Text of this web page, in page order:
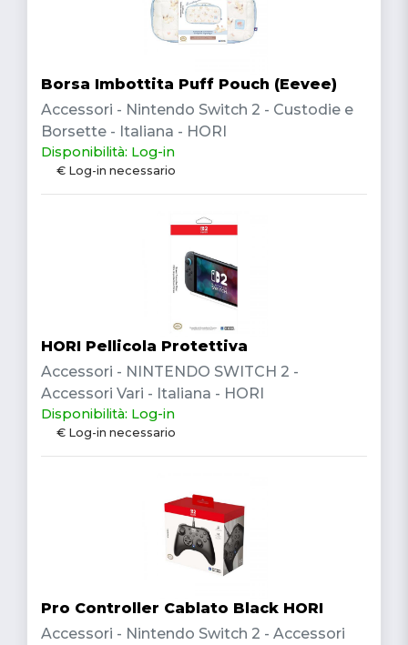
Borsa Imbottita Puff Pouch (Eevee)
Accessori - Nintendo Switch 2 - Custodie e
Borsette - Italiana - HORI
Disponibilità: Log-in
€ Log-in necessario
HORI Pellicola Protettiva
Accessori - NINTENDO SWITCH 2 -
Accessori Vari - Italiana - HORI
Disponibilità: Log-in
€ Log-in necessario
Pro Controller Cablato Black HORI
Accessori - Nintendo Switch 2 - Accessori